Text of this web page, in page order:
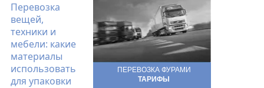
Перевозка
вещей,
техники и
мебели: какие
материалы
использовать
для упаковки
ПЕРЕВОЗКА ФУРАМИ
ТАРИФЫ